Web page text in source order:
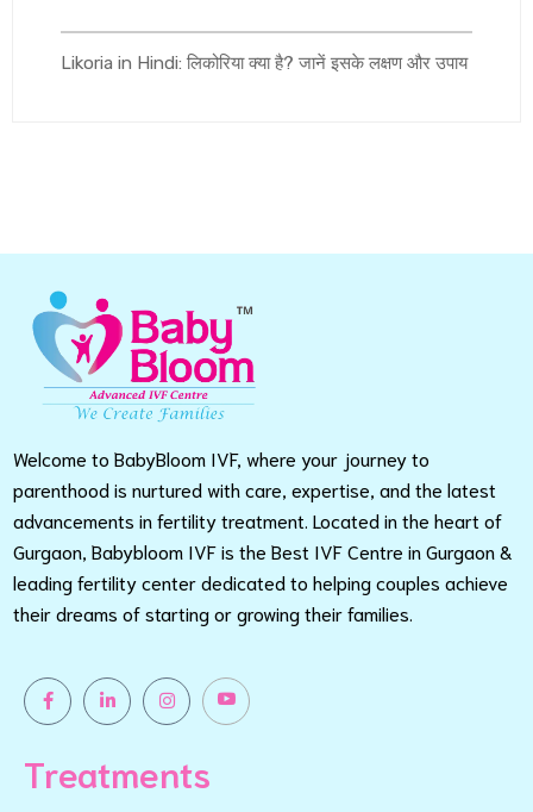
Likoria in Hindi: लिकोरिया क्या है? जानें इसके लक्षण और उपाय
Welcome to BabyBloom IVF, where your journey to
parenthood is nurtured with care, expertise, and the latest
advancements in fertility treatment. Located in the heart of
Gurgaon, Babybloom IVF is the Best IVF Centre in Gurgaon &
leading fertility center dedicated to helping couples achieve
their dreams of starting or growing their families.
Treatments